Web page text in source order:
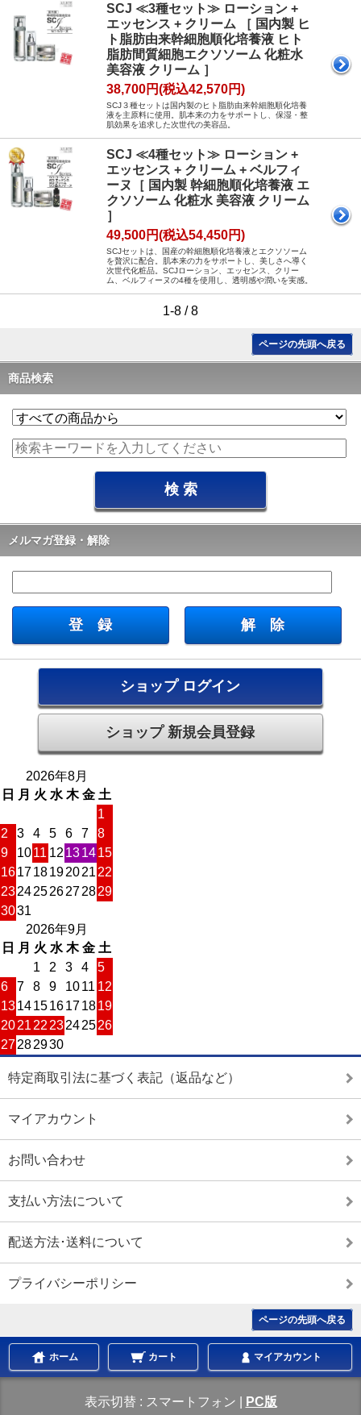
SCJ ≪3種セット≫ ローション +
エッセンス + クリーム ［ 国内製 ヒ
ト脂肪由来幹細胞順化培養液 ヒト
脂肪間質細胞エクソソーム 化粧水
美容液 クリーム ］
38,700円(税込42,570円)
SCJ３種セットは国内製のヒト脂肪由来幹細胞順化培養
液を主原料に使用。肌本来の力をサポートし、保湿・整
肌効果を追求した次世代の美容品。
SCJ ≪4種セット≫ ローション +
エッセンス + クリーム + ベルフィ
ーヌ［ 国内製 幹細胞順化培養液 エ
クソソーム 化粧水 美容液 クリーム
］
49,500円(税込54,450円)
SCJセットは、国産の幹細胞順化培養液とエクソソーム
を贅沢に配合。肌本来の力をサポートし、美しさへ導く
次世代化粧品。SCJローション、エッセンス、クリー
ム、ベルフィーヌの4種を使用し、透明感や潤いを実感。
1-8 / 8
ページの先頭へ戻る
商品検索
メルマガ登録・解除
ショップ ログイン
ショップ 新規会員登録
2026年8月
日
月 火 水 木 金 土
1
2
3 4 5 6 7
8
9
1011 12 131415
161718192021 22
23242526272829
3031
2026年9月
日
月 火 水 木 金 土
1
2 3 4
5
6
7 8 9 1011 12
13141516171819
2021 22 23242526
27282930
特定商取引法に基づく表記（返品など）
マイアカウント
お問い合わせ
支払い方法について
配送方法･送料について
プライバシーポリシー
ページの先頭へ戻る
ホーム カート マイアカウント
表示切替 : スマートフォン PC版